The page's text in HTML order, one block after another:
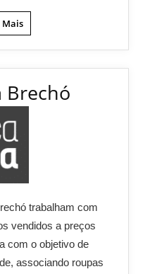
Mais
Brechó
trabalham com
vendidos a preços
com o objetivo de
associando roupas